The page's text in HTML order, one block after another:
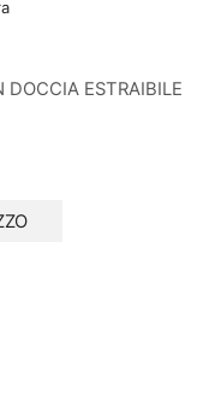
DOCCIA ESTRAIBILE